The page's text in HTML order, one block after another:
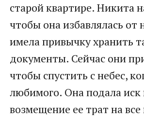
старой квартире. Никита
чтобы она избавлялась от
имела привычку хранить
документы. Сейчас они
чтобы спустить с небес,
любимого. Она подала иск
возмещение ее трат на